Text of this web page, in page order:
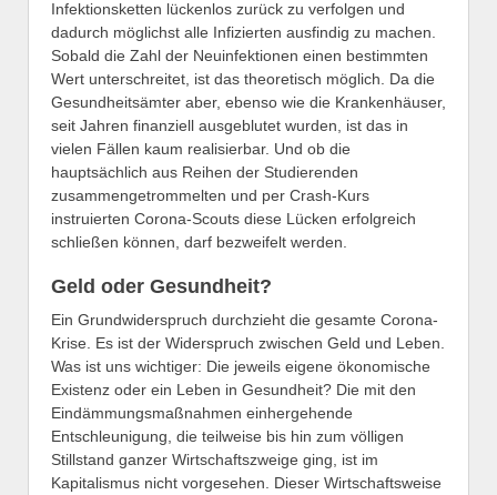
Infektionsketten lückenlos zurück zu verfolgen und
dadurch möglichst alle Infizierten ausfindig zu machen.
Sobald die Zahl der Neuinfektionen einen bestimmten
Wert unterschreitet, ist das theoretisch möglich. Da die
Gesundheitsämter aber, ebenso wie die Krankenhäuser,
seit Jahren finanziell ausgeblutet wurden, ist das in
vielen Fällen kaum realisierbar. Und ob die
hauptsächlich aus Reihen der Studierenden
zusammengetrommelten und per Crash-Kurs
instruierten Corona-Scouts diese Lücken erfolgreich
schließen können, darf bezweifelt werden.
Geld oder Gesundheit?
Ein Grundwiderspruch durchzieht die gesamte Corona-
Krise. Es ist der Widerspruch zwischen Geld und Leben.
Was ist uns wichtiger: Die jeweils eigene ökonomische
Existenz oder ein Leben in Gesundheit? Die mit den
Eindämmungsmaßnahmen einhergehende
Entschleunigung, die teilweise bis hin zum völligen
Stillstand ganzer Wirtschaftszweige ging, ist im
Kapitalismus nicht vorgesehen. Dieser Wirtschaftsweise